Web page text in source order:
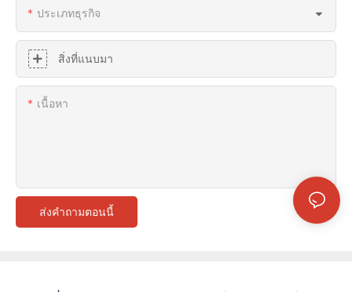
ประเภทธุรกิจ
สิ่งที่แนบมา
เนื้อหา
ส่งคำถามตอนนี้